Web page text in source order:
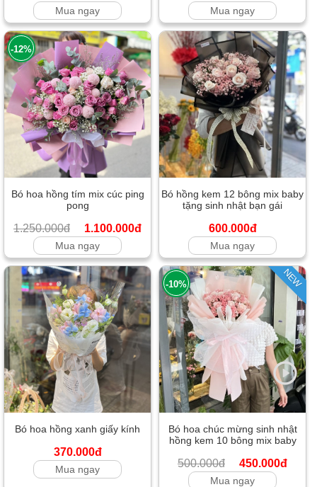
Mua ngay Mua ngay
-12%
Bó hoa hồng tím mix cúc ping
pong
1.250.000đ 1.100.000đ
Mua ngay
Bó hồng kem 12 bông mix baby
tặng sinh nhật bạn gái
600.000đ
Mua ngay
Bó hoa hồng xanh giấy kính
370.000đ
Mua ngay
NEW
-10%
Bó hoa chúc mừng sinh nhật
hồng kem 10 bông mix baby
500.000đ 450.000đ
Mua ngay